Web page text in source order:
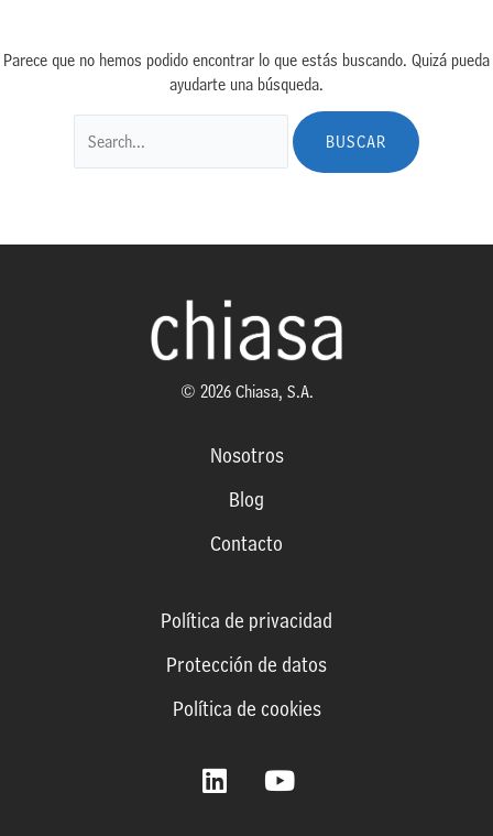
Parece que no hemos podido encontrar lo que estás buscando. Quizá pueda
ayudarte una búsqueda.
© 2026 Chiasa, S.A.
Nosotros
Blog
Contacto
Política de privacidad
Protección de datos
Política de cookies
L
i
Y
o